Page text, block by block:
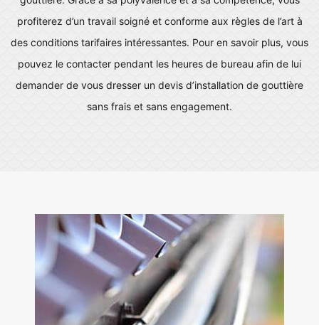
profiterez d’un travail soigné et conforme aux règles de l’art à
des conditions tarifaires intéressantes. Pour en savoir plus, vous
pouvez le contacter pendant les heures de bureau afin de lui
demander de vous dresser un devis d’installation de gouttière
sans frais et sans engagement.